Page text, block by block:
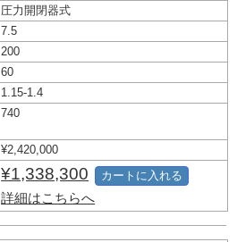
圧力開閉器式
7.5
200
60
1.15-1.4
740
¥2,420,000
¥1,338,300
詳細はこちらへ
カートに入れる